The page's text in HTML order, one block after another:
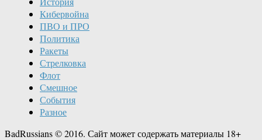
Кибервойна
ПВО и ПРО
Политика
Ракеты
Стрелковка
Флот
Смешное
События
Разное
BadRussians © 2016. Сайт может содержать материалы 18+